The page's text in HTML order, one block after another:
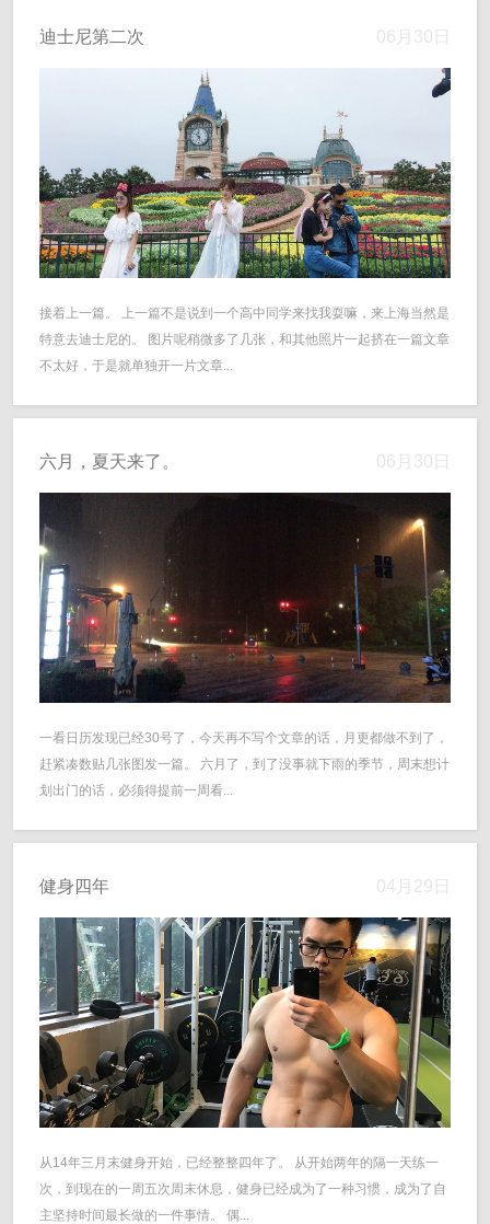
迪士尼第二次 06月30日
接着上一篇。 上一篇不是说到一个高中同学来找我耍嘛，来上海当然是
特意去迪士尼的。 图片呢稍微多了几张，和其他照片一起挤在一篇文章
不太好，于是就单独开一片文章...
六月，夏天来了。 06月30日
一看日历发现已经30号了，今天再不写个文章的话，月更都做不到了，
赶紧凑数贴几张图发一篇。 六月了，到了没事就下雨的季节，周末想计
划出门的话，必须得提前一周看...
健身四年 04月29日
从14年三月末健身开始，已经整整四年了。 从开始两年的隔一天练一
次，到现在的一周五次周末休息，健身已经成为了一种习惯，成为了自
主坚持时间最长做的一件事情。 偶...